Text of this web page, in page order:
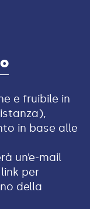
e fruibile in
in base alle
un’e-mail
per
della